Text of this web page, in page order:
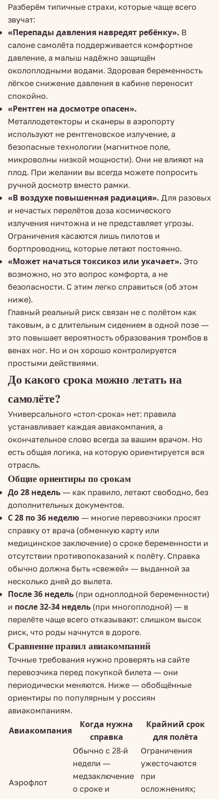
Разберём типичные страхи, которые чаще всего
звучат:
«Перепады давления навредят ребёнку». В
салоне самолёта поддерживается комфортное
давление, а малыш надёжно защищён
околоплодными водами. Здоровая беременность
лёгкое снижение давления в кабине переносит
спокойно.
«Рентген на досмотре опасен».
Металлодетекторы и сканеры в аэропорту
используют не рентгеновское излучение, а
безопасные технологии (магнитное поле,
микроволны низкой мощности). Они не влияют на
плод. При желании вы всегда можете попросить
ручной досмотр вместо рамки.
«В воздухе повышенная радиация». Для разовых
и нечастых перелётов доза космического
излучения ничтожна и не представляет угрозы.
Ограничения касаются лишь пилотов и
бортпроводниц, которые летают постоянно.
«Может начаться токсикоз или укачает». Это
возможно, но это вопрос комфорта, а не
безопасности. С этим легко справиться (об этом
ниже).
Главный реальный риск связан не с полётом как
таковым, а с длительным сидением в одной позе —
это повышает вероятность образования тромбов в
венах ног. Но и он хорошо контролируется
простыми действиями.
До какого срока можно летать на
самолёте?
Универсального «стоп-срока» нет: правила
устанавливает каждая авиакомпания, а
окончательное слово всегда за вашим врачом. Но
есть общая логика, на которую ориентируется вся
отрасль.
Общие ориентиры по срокам
До 28 недель— как правило, летают свободно, без
дополнительных документов.
С 28 по 36 неделю— многие перевозчики просят
справку от врача (обменную карту или
медицинское заключение) о сроке беременности и
отсутствии противопоказаний к полёту. Справка
обычно должна быть «свежей» — выданной за
несколько дней до вылета.
После 36 недель(при одноплодной беременности)
и после 32-34 недель(при многоплодной) — в
перелёте чаще всего отказывают: слишком высок
риск, что роды начнутся в дороге.
Сравнение правил авиакомпаний
Точные требования нужно проверять на сайте
перевозчика перед покупкой билета — они
периодически меняются. Ниже — обобщённые
ориентиры по популярным у россиян
авиакомпаниям.
Авиакомпания
Когда нужна
справка
Крайний срок
для полёта
Аэрофлот
Обычно с 28-й
недели —
медзаключение
о сроке и
Ограничения
ужесточаются
при
осложнениях;